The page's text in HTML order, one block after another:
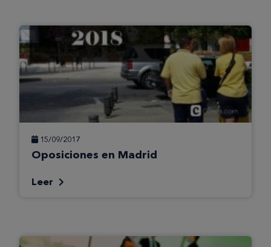
15/09/2017
Oposiciones en Madrid
Leer